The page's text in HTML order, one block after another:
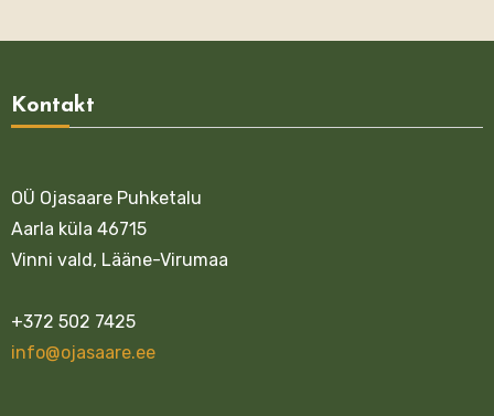
Kontakt
OÜ Ojasaare Puhketalu
Aarla küla 46715
Vinni vald, Lääne-Virumaa
+372 502 7425
info@ojasaare.ee